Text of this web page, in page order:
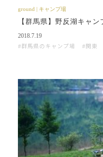
ground | キャンプ場
【群馬県】野反湖キャン
2018.7.19
群馬県のキャンプ場 関東